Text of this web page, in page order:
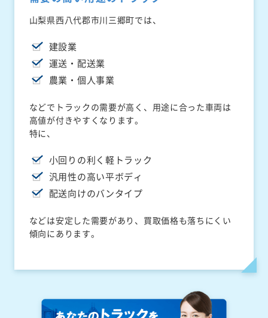
山梨県西八代郡市川三郷町では、
建設業
運送・配送業
農業・個人事業
などでトラックの需要が高く、用途に合った車両は
高値が付きやすくなります。
特に、
小回りの利く軽トラック
汎用性の高い平ボディ
配送向けのバンタイプ
などは安定した需要があり、買取価格も落ちにくい
傾向にあります。